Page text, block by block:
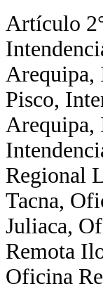
Artículo
Arequipa,
Pisco,
Arequipa,
Regional
Tacna,
Juliaca,
Remota
Oficina